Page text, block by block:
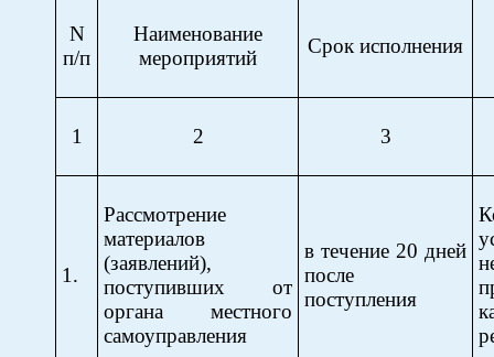
N
п/п
Наименование
мероприятий
Срок исполнения
1 2 3
1.
Рассмотрение
материалов
(заявлений),
поступивших от
органа местного
самоуправления
в течение 20 дней
после
поступления